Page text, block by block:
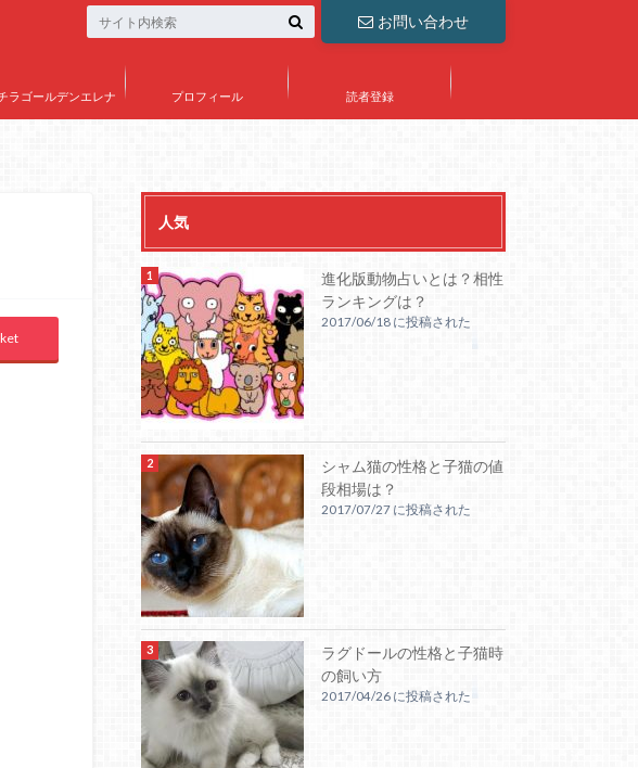
お問い合わせ
ラゴールデンエレナ プロフィール 読者登録
人気
進化版動物占いとは？相性
ランキングは？
2017/06/18 に投稿された
シャム猫の性格と子猫の値
段相場は？
2017/07/27 に投稿された
ラグドールの性格と子猫時
の飼い方
2017/04/26 に投稿された